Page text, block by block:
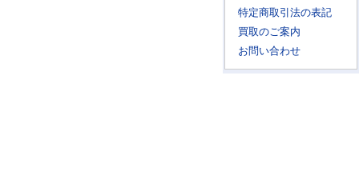
特定商取引法の表記
買取のご案内
お問い合わせ